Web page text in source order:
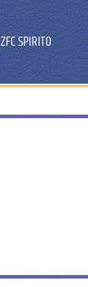
ZFC SPIRITO